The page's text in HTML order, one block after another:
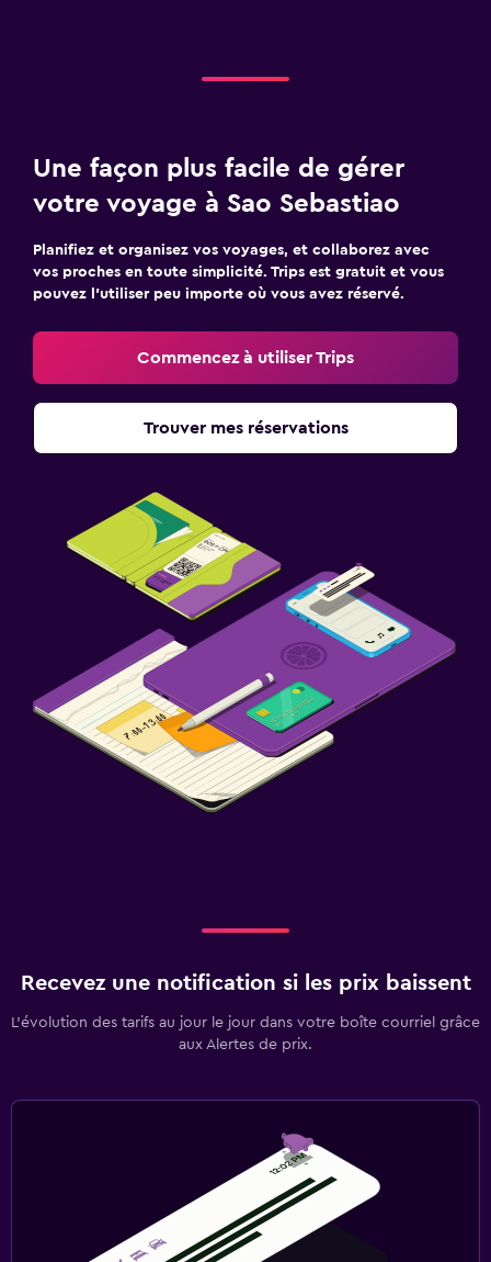
Une façon plus facile de gérer
votre voyage à Sao Sebastiao
Planifiez et organisez vos voyages, et collaborez avec
vos proches en toute simplicité. Trips est gratuit et vous
pouvez l’utiliser peu importe où vous avez réservé.
Commencez à utiliser Trips
Trouver mes réservations
Recevez une notification si les prix baissent
L’évolution des tarifs au jour le jour dans votre boîte courriel grâce
aux Alertes de prix.